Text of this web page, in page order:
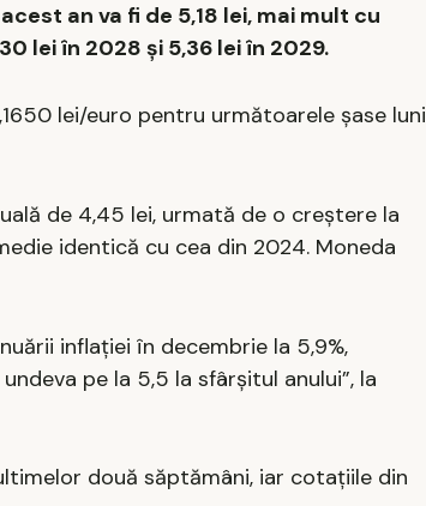
an va fi de 5,18 lei, mai mult cu
lei în 2028 și 5,36 lei în 2029.
lei/euro pentru următoarele şase luni
de 4,45 lei, urmată de o creștere la
identică cu cea din 2024. Moneda
inflației în decembrie la 5,9%,
pe la 5,5 la sfârşitul anului”, la
două săptămâni, iar cotațiile din